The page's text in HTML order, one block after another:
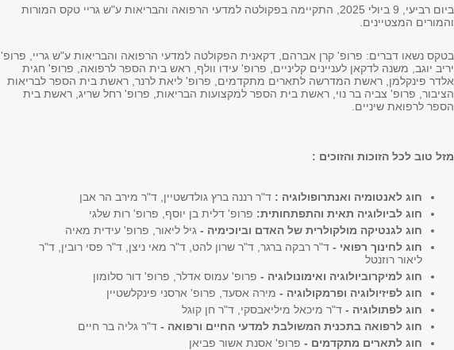
ביום רביעי, 9 ביולי 2025, התקיימה בפקולטה למדעי הרפואה והבריאות ע"ש גריי טקס המורות
והמורים המצטיינים.
בטקס נשאו דברים: פרופ' קרן אברהם, דקאנית הפקולטה למדעי הרפואה והבריאות ע"ש גריי, פרופ'
יריב יוגב, משנה לדקאן לעניינים קליניים, פרופ' עידו וולף, ראש בית הספר לרפואה, פרופ' חגית
אלדר פינקלמן, ראשת המדרשה לתארים מתקדמים, פרופ' ליאת לרנר, ראשת בית הספר לבריאות
הציבור, פרופ' צביה בר נוי, ראשת בית הספר למקצועות הבריאות, פרופ' רחל שריג, ראשת בית
הספר לרפואת שיניים.
מזל טוב לכל הזוכות והזוכים :
חוג לאנטומיה ואנתרופולוגיה : ד"ר רננה ברץ גולדשטיין, ד"ר מירב הר אבן
חוג לביולוגיה תאית והתפתחותית: פרופ' דלית בן יוסף, פרופ' רות שלגי
חוג לגנטיקה מולקולרית של האדם וביוכימיה - גיל ליאור, פרופ' עידית מאיה
חוג לחינוך רפואי - ד"ר רבקה ברגר, ד"ר שרון להט, ד"ר מאי ניצן, ד"ר פסי רובין, ד"ר
ליאור רוזנטל
חוג למיקרוביולוגיה ואימונולוגיה - פרופ' עמוס אדלר, פרופ' דור סלומון
חוג לפיזיולוגיה ופרמקולוגיה - מירה אסעד, פרופ' ארסני פינקלשטיין
חוג לפתולוגיה - ד"ר מיכאל מיליאבסקי, ד"ר חן קוגל
חוג לרפואה בתכנית המשולבת למדעי החיים ורפואה - ד"ר גליה בר חיים
חוג לתארים מתקדמים - פרופ' אסנת אשור פביאן